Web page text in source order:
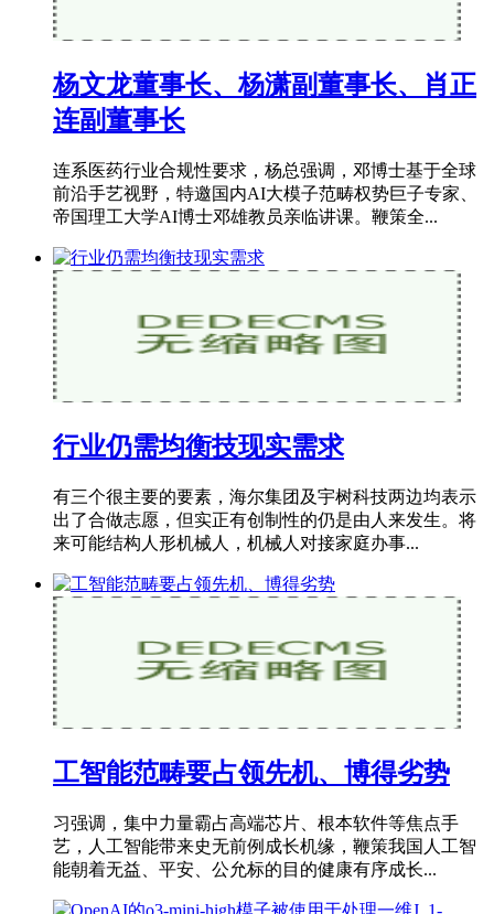
杨文龙董事长、杨潇副董事长、肖正
连副董事长
连系医药行业合规性要求，杨总强调，邓博士基于全球
前沿手艺视野，特邀国内AI大模子范畴权势巨子专家、
帝国理工大学AI博士邓雄教员亲临讲课。鞭策全...
行业仍需均衡技现实需求
有三个很主要的要素，海尔集团及宇树科技两边均表示
出了合做志愿，但实正有创制性的仍是由人来发生。将
来可能结构人形机械人，机械人对接家庭办事...
工智能范畴要占领先机、博得劣势
习强调，集中力量霸占高端芯片、根本软件等焦点手
艺，人工智能带来史无前例成长机缘，鞭策我国人工智
能朝着无益、平安、公允标的目的健康有序成长...